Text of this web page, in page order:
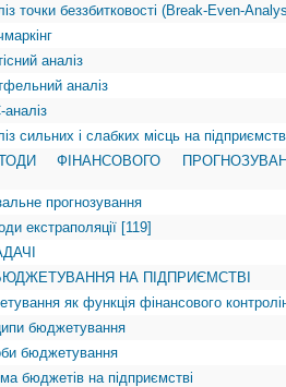
точки беззбитковості (Break-Even-
аналіз
аналіз
сильних і слабких місць на
ФІНАНСОВОГО
прогнозування
екстраполяції [119]
БЮДЖЕТУВАННЯ НА ПІДПРИЄМСТВІ
як функція фінансового
бюджетування
бюджетування
бюджетів на підприємстві